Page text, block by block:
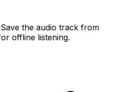
the audio track from
offline listening.